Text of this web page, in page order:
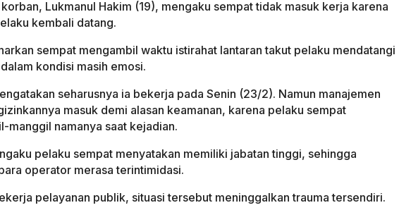
korban, Lukmanul Hakim (19), mengaku sempat tidak masuk kerja karena
kembali datang.
sempat mengambil waktu istirahat lantaran takut pelaku mendatangi
kondisi masih emosi.
seharusnya ia bekerja pada Senin (23/2). Namun manajemen
masuk demi alasan keamanan, karena pelaku sempat
manggil namanya saat kejadian.
pelaku sempat menyatakan memiliki jabatan tinggi, sehingga
operator merasa terintimidasi.
pelayanan publik, situasi tersebut meninggalkan trauma tersendiri.